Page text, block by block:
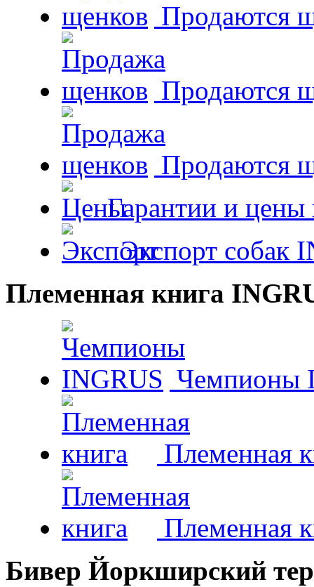
Продаются
Продаются
Продаются
Гарантии и цены
Экспорт собак
Племенная книга
Чемпионы
Племенная
Племенная
Бивер Йоркширский